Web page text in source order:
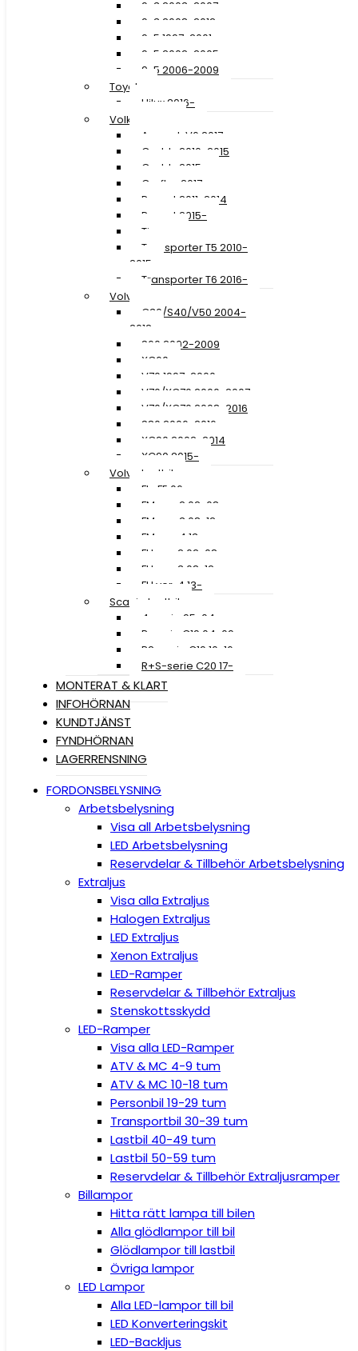
9-3 2003-2007
9-3 2008-2012
9-5 1997-2001
9-5 2002-2005
9-5 2006-2009
Toyota
Hilux 2016-
Volkswagen
Amarok V6 2017-
Caddy 2010-2015
Caddy 2015-
Crafter 2017-
Passat 2011-2014
Passat 2015-
Tiguan
Transporter T5 2010-
2015
Transporter T6 2016-
Volvo
C30/S40/V50 2004-
2012
S60 2002-2009
XC60
V70 1997-2000
V70/XC70 2000-2007
V70/XC70 2008-2016
S80 2006-2016
XC90 2002-2014
XC90 2015-
Volvo Lastbil
FL+FE 06-
FM ver. 2 02-08
FM ver. 3 08-12
FM ver. 4 13-
FH ver. 2 02-08
FH ver. 3 08-12
FH ver. 4 13-
Scania Lastbil
4-serie 95-04
R-serie C19 04-09
R2-serie C19 10-16
R+S-serie C20 17-
MONTERAT & KLART
INFOHÖRNAN
KUNDTJÄNST
FYNDHÖRNAN
LAGERRENSNING
FORDONSBELYSNING
Arbetsbelysning
Visa all Arbetsbelysning
LED Arbetsbelysning
Reservdelar & Tillbehör Arbetsbelysning
Extraljus
Visa alla Extraljus
Halogen Extraljus
LED Extraljus
Xenon Extraljus
LED-Ramper
Reservdelar & Tillbehör Extraljus
Stenskottsskydd
LED-Ramper
Visa alla LED-Ramper
ATV & MC 4-9 tum
ATV & MC 10-18 tum
Personbil 19-29 tum
Transportbil 30-39 tum
Lastbil 40-49 tum
Lastbil 50-59 tum
Reservdelar & Tillbehör Extraljusramper
Billampor
Hitta rätt lampa till bilen
Alla glödlampor till bil
Glödlampor till lastbil
Övriga lampor
LED Lampor
Alla LED-lampor till bil
LED Konverteringskit
LED-Backljus